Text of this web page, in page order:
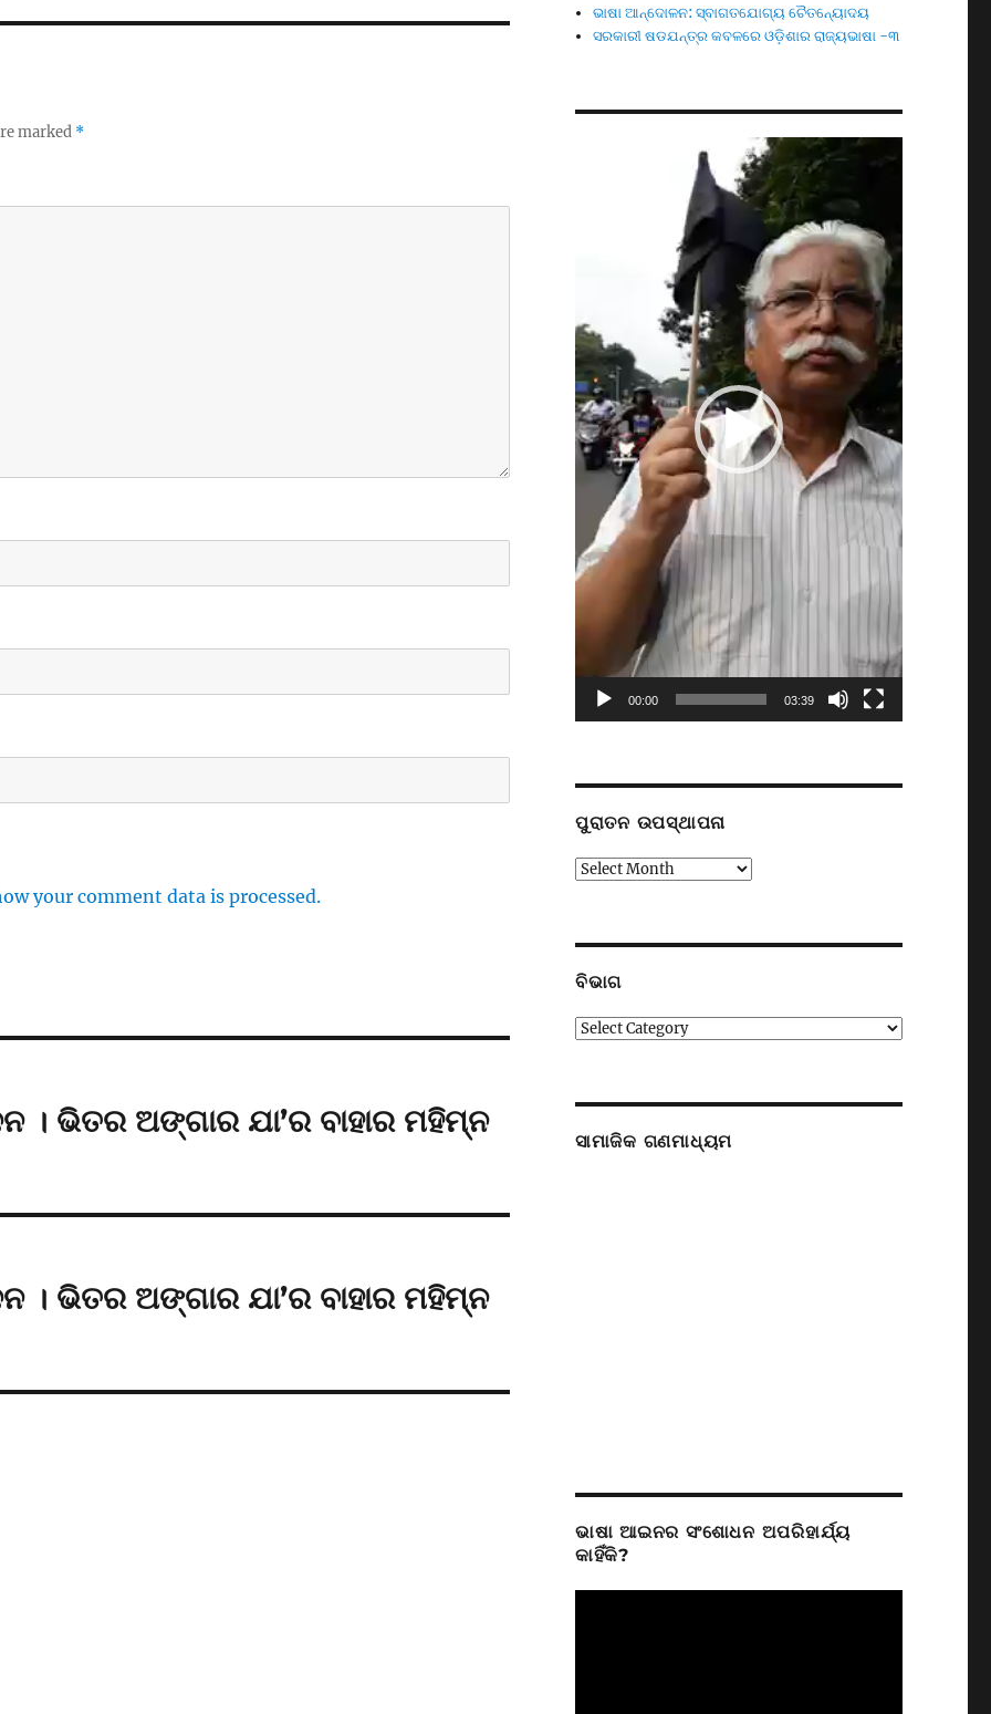
marked *
your comment data is processed.
ଭିତର ଅଙ୍ଗାର ଯା’ର ବାହାର ମହିମ୍ନ
ଭିତର ଅଙ୍ଗାର ଯା’ର ବାହାର ମହିମ୍ନ
ଭାଷା ଆନ୍ଦୋଳନ: ସ୍ବାଗତଯୋଗ୍ୟ ଚୈତନ୍ୟୋଦୟ
ସରକାରୀ ଷଡଯନ୍ତ୍ର କବଳରେ ଓଡ଼ିଶାର ରାଜ୍ୟଭାଷା -୩
00:00 03:39
ପୁରାତନ ଉପସ୍ଥାପନା
ପୁରାତନ
ବିଭାଗ
ବିଭାଗ
ସାମାଜିକ ଗଣମାଧ୍ୟମ
ଭାଷା ଆଇନର ସଂଶୋଧନ ଅପରିହାର୍ଯ୍ୟ
କାହିଁକି?